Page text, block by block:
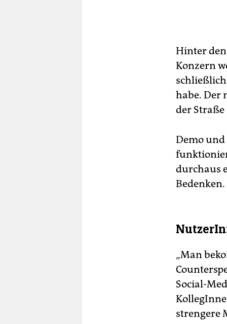
Hinter den
Konzern
schließlich
habe. Der
der
Demo und
durchaus
Bedenken.
„Man
Social-
strengere